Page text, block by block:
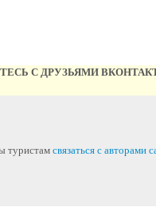
С ДРУЗЬЯМИ
туристам связаться с авторами